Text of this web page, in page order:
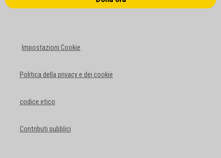
Impostazioni Cookie
Politica della privacy e dei cookie
codice etico
Contributi pubblici